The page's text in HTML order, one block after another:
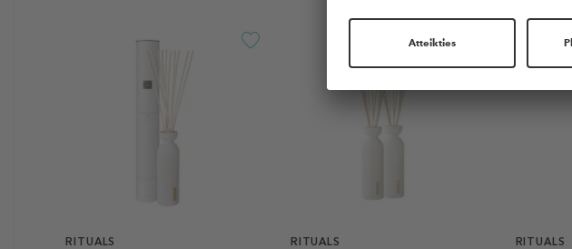
RITUALS
RITUALS
RITUALS